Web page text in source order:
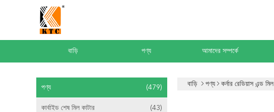
বাড়ি পণ্য আমাদের সম্পর্কে
পণ্য (479)
কার্বাইড শেষ মিল কাটার (43)
বাড়ি পণ্য কর্নার রেডিয়াস এন্ড মিল